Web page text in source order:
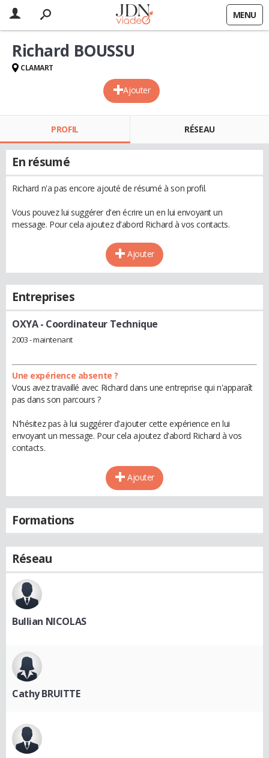
MENU
Ajouter
Richard BOUSSU
CLAMART
PROFIL RÉSEAU
En résumé
Richard n'a pas encore ajouté de résumé à son profil.
Vous pouvez lui suggérer d'en écrire un en lui envoyant un
message. Pour cela ajoutez d'abord Richard à vos contacts.
Ajouter
Entreprises
OXYA- Coordinateur Technique
2003 - maintenant
Une expérience absente ?
Vous avez travaillé avec Richard dans une entreprise qui n'apparaît
pas dans son parcours ?
N'hésitez pas à lui suggérer d'ajouter cette expérience en lui
envoyant un message. Pour cela ajoutez d'abord Richard à vos
contacts.
Ajouter
Formations
Réseau
Bullian NICOLAS
Cathy BRUITTE